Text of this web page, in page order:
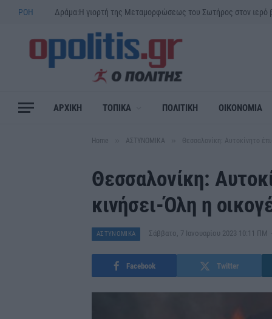
ΡΟΗ
ΑΡΧΙΚΗ ΤΟΠΙΚΑ ΠΟΛΙΤΙΚΗ ΟΙΚΟΝΟΜΙΑ
Home ΑΣΤΥΝΟΜΙΚΑ Θεσσαλονίκη: Αυτοκίνητο
Θεσσαλονίκη:
κινήσει-Όλη η
ΑΣΤΥΝΟΜΙΚΑ Σάββατο, 7 Ιανουαρίου 2023 10:11 ΠΜ
Facebook Twitter